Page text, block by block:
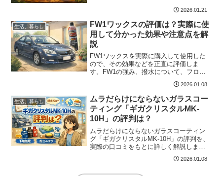
選び方などを丁寧に解説します。プロポ
お探しなら、ぜひ一読ください！
2026.01.21
生活、暮らし
FW1ワックスの評価は？実際に使
用して分かった効果や注意点を解
説
FW1ワックスを実際に購入して使用した
ので、その効果などを正直に評価しま
す。FW1の強み、撥水について、フロン
トガラス（外側、内側）への使用、ヘッ
ドライト磨き、使える場所などを詳しく
解説。FW1ワックスを購入するか迷って
いる人に、僕の評価が参考になれば幸い
です。
2026.01.08
生活、暮らし
ムラだらけにならないガラスコー
ティング「ギガクリスタルMK-
10H」の評判は？
ムラだらけにならないガラスコーティン
グ「ギガクリスタルMK-10H」の評判を、
実際の口コミをもとに詳しく解説しま
す。ギガクリスタルMK10Hの特徴や効
果、失敗しないための施工手順、ギガク
2026.01.08